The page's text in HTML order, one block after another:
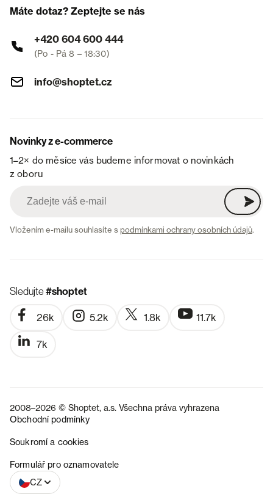
Máte dotaz? Zeptejte se nás
+420 604 600 444
(Po - Pá 8 – 18:30)
info@shoptet.cz
Novinky z e-commerce
1–2× do měsíce vás budeme informovat o novinkách
z oboru
Vložením e-mailu souhlasíte spodmínkami ochrany osobních údajů.
Sledujte#shoptet
26k 5.2k 1.8k 11.7k
7k
2008–2026 © Shoptet, a.s. Všechna práva vyhrazena
Obchodní podmínky
Soukromí a cookies
Formulář pro oznamovatele
CZ